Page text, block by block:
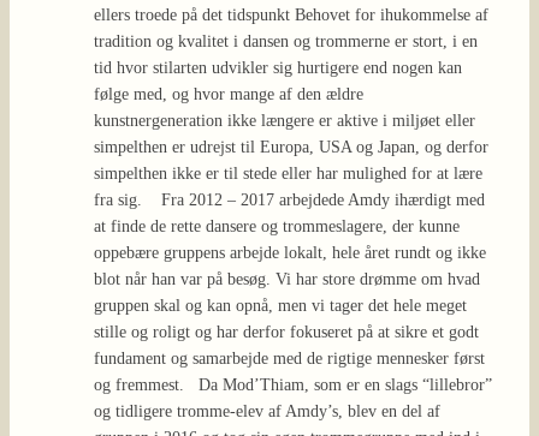
ellers troede på det tidspunkt Behovet for ihukommelse af
tradition og kvalitet i dansen og trommerne er stort, i en
tid hvor stilarten udvikler sig hurtigere end nogen kan
følge med, og hvor mange af den ældre
kunstnergeneration ikke længere er aktive i miljøet eller
simpelthen er udrejst til Europa, USA og Japan, og derfor
simpelthen ikke er til stede eller har mulighed for at lære
fra sig. Fra 2012 – 2017 arbejdede Amdy ihærdigt med
at finde de rette dansere og trommeslagere, der kunne
oppebære gruppens arbejde lokalt, hele året rundt og ikke
blot når han var på besøg. Vi har store drømme om hvad
gruppen skal og kan opnå, men vi tager det hele meget
stille og roligt og har derfor fokuseret på at sikre et godt
fundament og samarbejde med de rigtige mennesker først
og fremmest. Da Mod’Thiam, som er en slags “lillebror”
og tidligere tromme-elev af Amdy’s, blev en del af